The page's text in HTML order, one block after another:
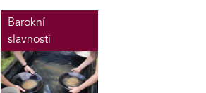
Barokní
slavnosti